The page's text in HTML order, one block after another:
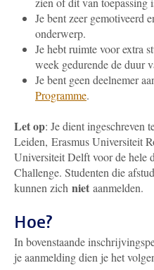
Je bent zeer gemotiveerd
onderwerp.
Je hebt ruimte voor extra
week gedurende de duur
Je bent geen deelnemer
Programme.
Let op: Je dient ingeschreven
Leiden, Erasmus Universiteit
Universiteit Delftvoor de hele
Challenge. Studenten die
kunnen zich niet aanmelden.
Hoe?
In bovenstaande
je aanmelding dien je het